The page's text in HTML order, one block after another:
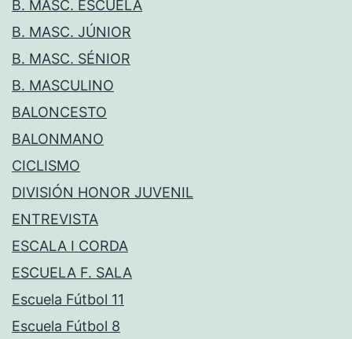
B. MASC. ESCUELA
B. MASC. JÚNIOR
B. MASC. SÉNIOR
B. MASCULINO
BALONCESTO
BALONMANO
CICLISMO
DIVISIÓN HONOR JUVENIL
ENTREVISTA
ESCALA I CORDA
ESCUELA F. SALA
Escuela Fútbol 11
Escuela Fútbol 8